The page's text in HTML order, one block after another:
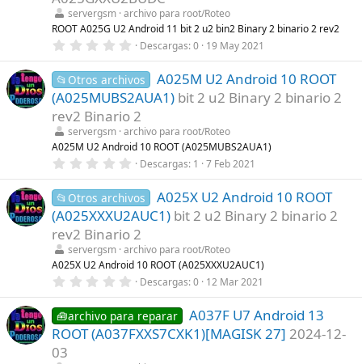
r
e
l
a
(
s
)
servergsm archivo para root/Roteo
ROOT A025G U2 Android 11 bit 2 u2 bin2 Binary 2 binario 2 rev2
0
0
0
e
s
t
r
e
l
a
(
s
)
Descargas 0 19 May 2021
📂Otros archivos
A025M U2 Android 10 ROOT
(A025MUBS2AUA1) bit 2 u2 Binary 2 binario 2
rev2 Binario 2
servergsm archivo para root/Roteo
A025M U2 Android 10 ROOT (A025MUBS2AUA1)
0
0
0
e
s
t
r
e
l
a
(
s
)
Descargas 1 7 Feb 2021
📂Otros archivos
A025X U2 Android 10 ROOT
(A025XXXU2AUC1) bit 2 u2 Binary 2 binario 2
rev2 Binario 2
servergsm archivo para root/Roteo
A025X U2 Android 10 ROOT (A025XXXU2AUC1)
0
0
0
e
s
Descargas 0 12 Mar 2021
🧰archivo para reparar
A037F U7 Android 13
ROOT (A037FXXS7CXK1)[MAGISK 27] 2024-12-
03